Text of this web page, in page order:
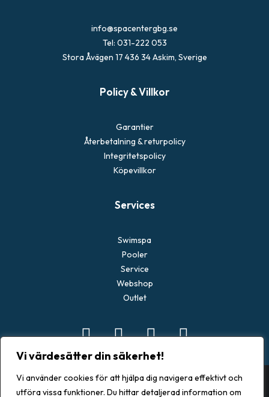
Vi värdesätter din säkerhet!
Vi använder cookies för att hjälpa dig navigera effektivt och
utföra vissa funktioner. Du hittar detaljerad information om
info@spacentergbg.se
Tel: 031-222 053
Stora Åvägen 17 436 34 Askim, Sverige
Policy & Villkor
Garantier
Återbetalning & returpolicy
Integritetspolicy
Köpevillkor
Services
Swimspa
Pooler
Service
Webshop
Outlet